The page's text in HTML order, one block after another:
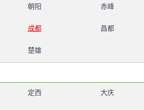
朝阳 赤峰
成都 昌都
楚雄
定西 大庆